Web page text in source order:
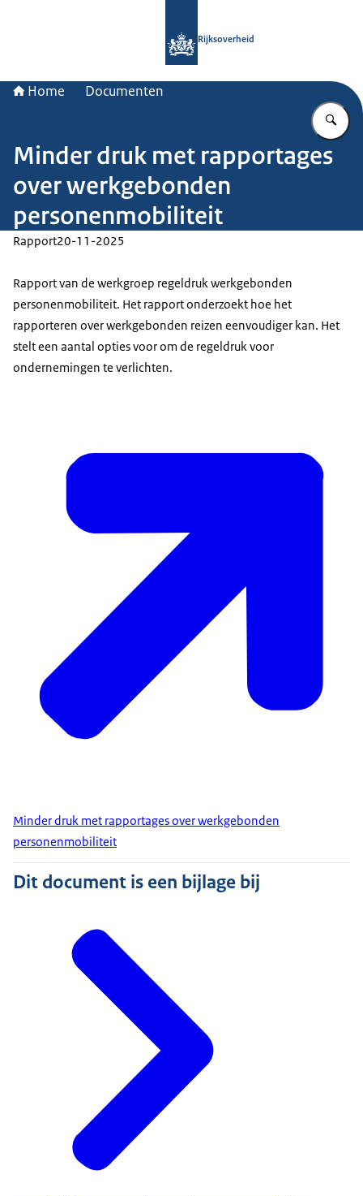
Rijksoverheid
Home Documenten
Minder druk met rapportages
over werkgebonden
personenmobiliteit
Rapport20-11-2025
Rapport van de werkgroep regeldruk werkgebonden
personenmobiliteit. Het rapport onderzoekt hoe het
rapporteren over werkgebonden reizen eenvoudiger kan. Het
stelt een aantal opties voor om de regeldruk voor
ondernemingen te verlichten.
Minder druk met rapportages over werkgebonden
personenmobiliteit
Dit document is een bijlage bij